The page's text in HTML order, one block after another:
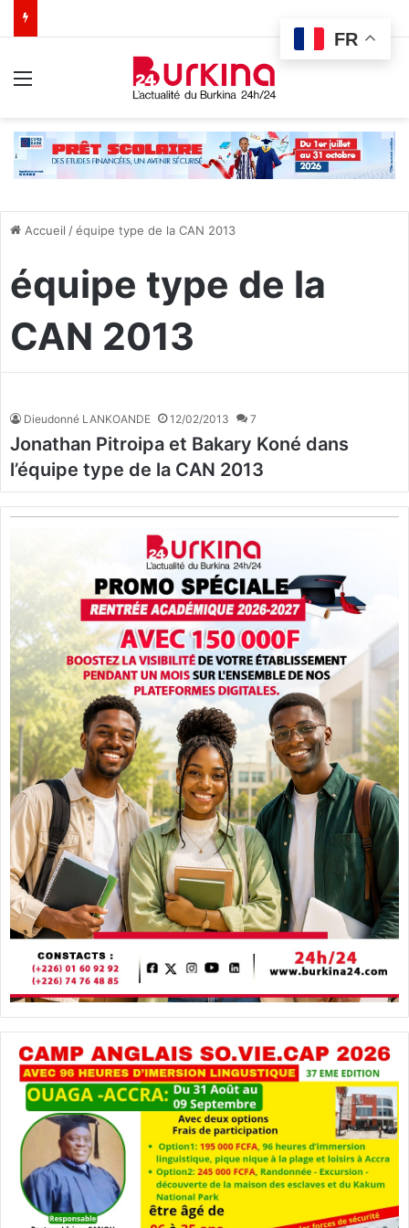
Accueil /équipe type de la CAN 2013
équipe type de la
CAN 2013
Dieudonné LANKOANDE 12/02/2013 7
Jonathan Pitroipa et Bakary Koné dans
l’équipe type de la CAN 2013
FR